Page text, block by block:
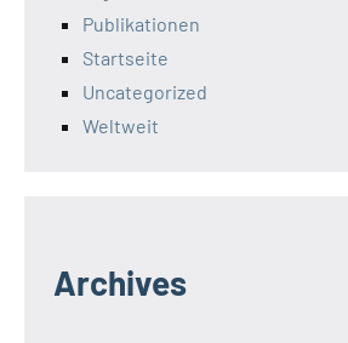
Publikationen
Startseite
Uncategorized
Weltweit
Archives